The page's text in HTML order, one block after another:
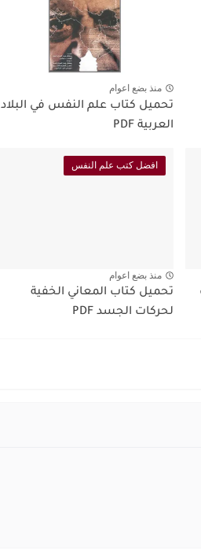
منذ بضع اعوام
تحميل كتاب علم النفس في البلاد
العربية PDF
افضل كتب علم النفس
منذ بضع اعوام
تحميل كتاب المعاني الخفية
لحركات الجسد PDF